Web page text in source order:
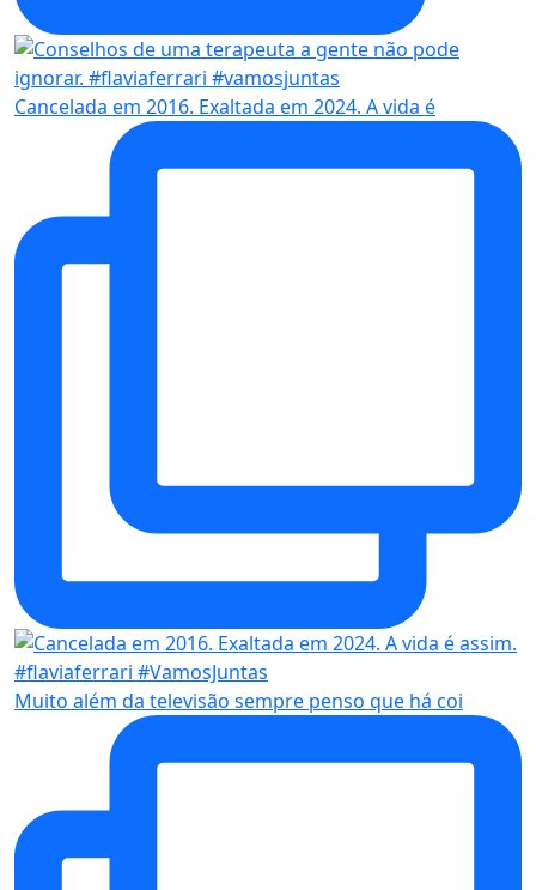
Cancelada em 2016. Exaltada em 2024. A vida é
Muito além da televisão sempre penso que há coi